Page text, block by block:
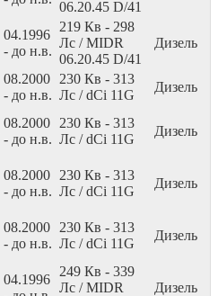
06.20.45 D/41
04.1996
- до н.в.
219 Кв - 298
Лс / MIDR
06.20.45 D/41
Дизель
08.2000
- до н.в.
230 Кв - 313
Лс / dCi 11G
Дизель
08.2000
- до н.в.
230 Кв - 313
Лс / dCi 11G
Дизель
08.2000
- до н.в.
230 Кв - 313
Лс / dCi 11G
Дизель
08.2000
- до н.в.
230 Кв - 313
Лс / dCi 11G
Дизель
04.1996
249 Кв - 339
Лс / MIDR
Дизель